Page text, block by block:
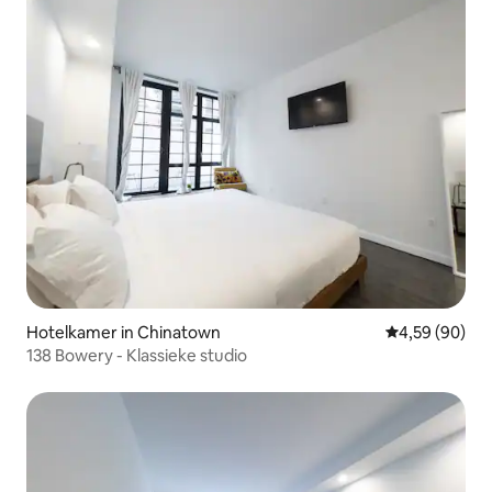
Hotelkamer in Chinatown Gemiddelde
4,59 (90)
138 Bowery - Klassieke studio